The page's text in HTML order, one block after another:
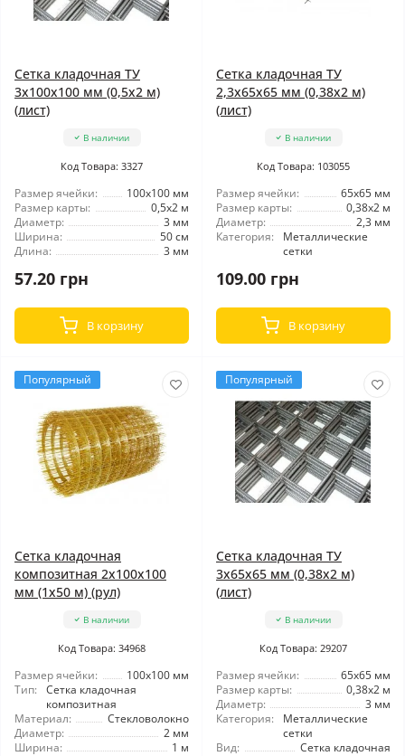
Сетка кладочная ТУ
3x100x100 мм (0,5x2 м)
(лист)
В наличии
Код Товара: 3327
Размер ячейки:
100x100 мм
Размер карты:
0,5x2 м
Диаметр:
3 мм
Ширина:
50 см
Длина:
3 мм
57.20 грн
В корзину
Сетка кладочная ТУ
2,3x65x65 мм (0,38x2 м)
(лист)
В наличии
Код Товара: 103055
Размер ячейки:
65x65 мм
Размер карты:
0,38x2 м
Диаметр:
2,3 мм
Категория:
Металлические
сетки
109.00 грн
В корзину
Популярный
Сетка кладочная
композитная 2x100x100
мм (1x50 м) (рул)
В наличии
Код Товара: 34968
Размер ячейки:
100x100 мм
Тип:
Сетка кладочная
композитная
Материал:
Стекловолокно
Диаметр:
2 мм
Ширина:
1 м
Популярный
Сетка кладочная ТУ
3x65x65 мм (0,38x2 м)
(лист)
В наличии
Код Товара: 29207
Размер ячейки:
65x65 мм
Размер карты:
0,38x2 м
Диаметр:
3 мм
Категория:
Металлические
сетки
Вид:
Сетка кладочная